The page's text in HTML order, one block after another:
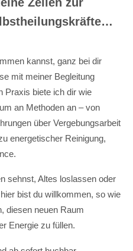
kannst, ganz bei dir
mit meiner Begleitung
Praxis biete ich dir wie
an Methoden an – von
über Vergebungsarbeit
energetischer Reinigung,
sehnst, Altes loslassen oder
bist du willkommen, so wie
diesen neuen Raum
Energie zu füllen.